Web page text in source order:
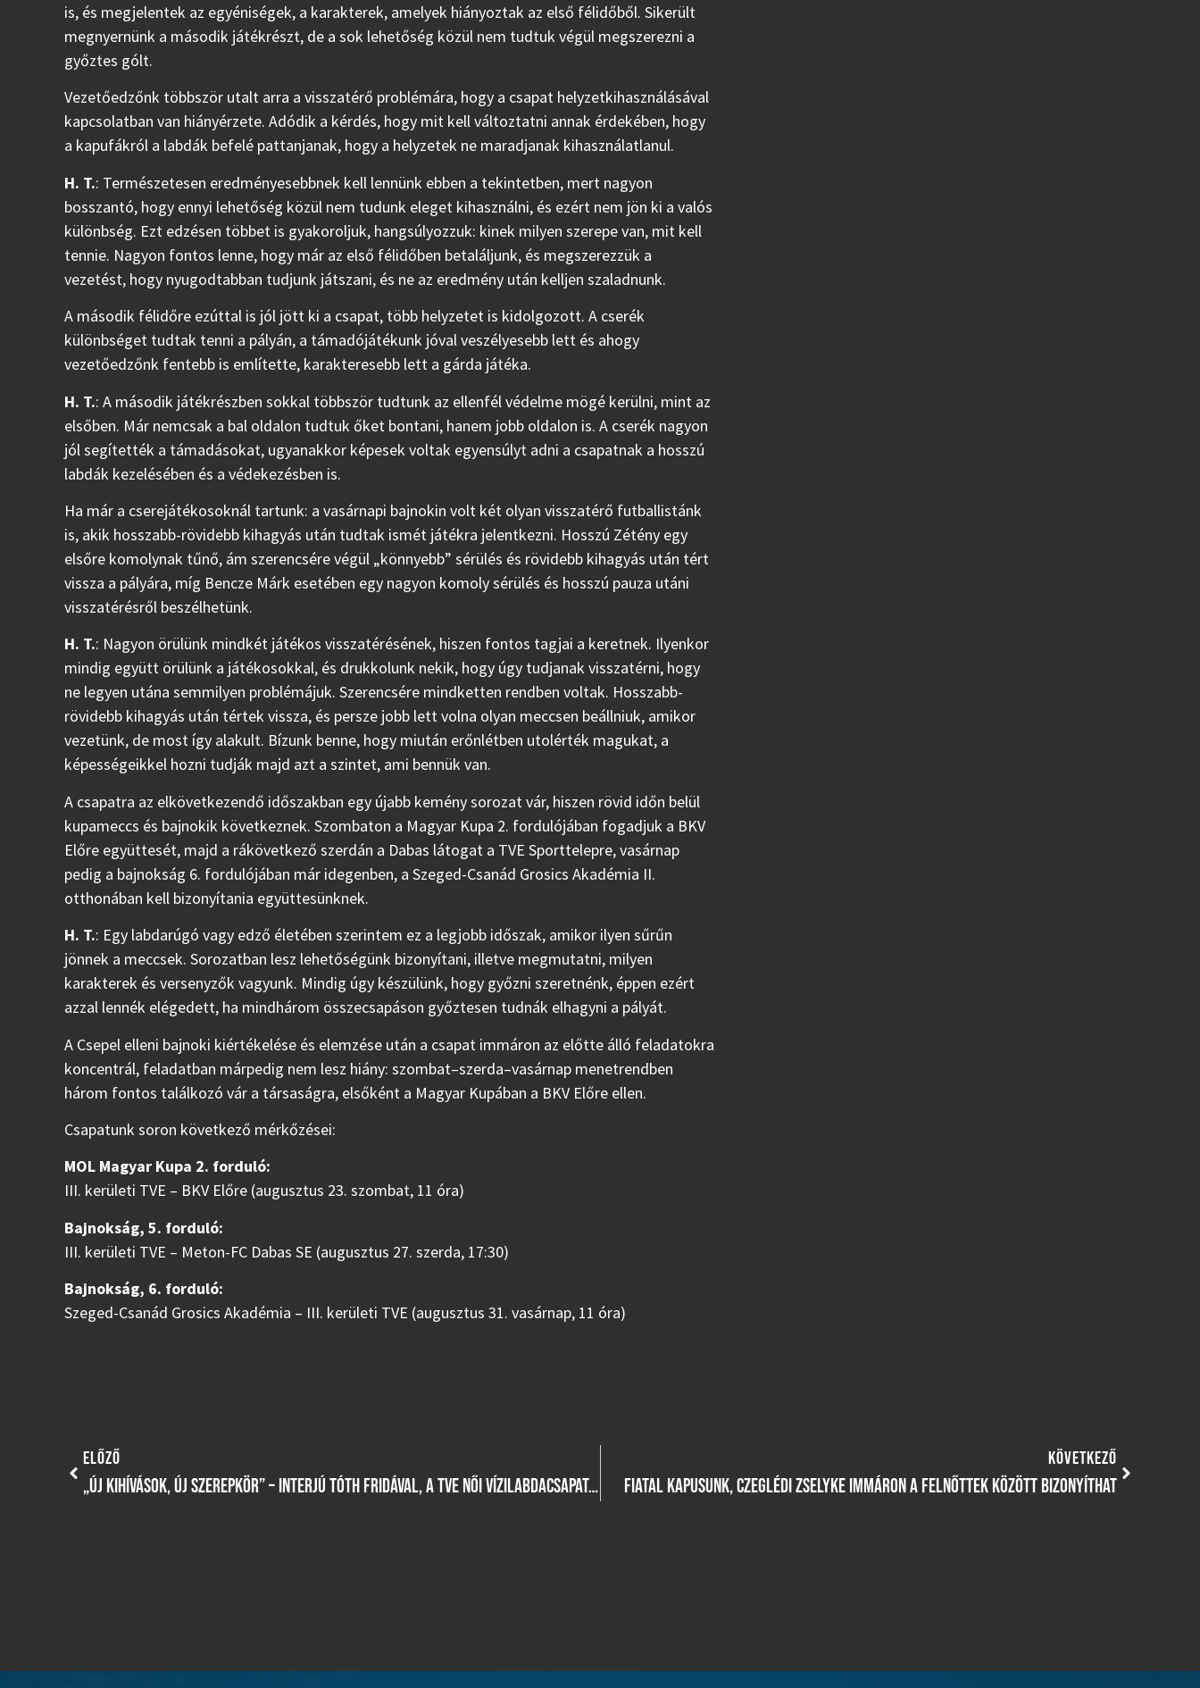
is, és megjelentek az egyéniségek, a karakterek, amelyek hiányoztak az első félidőből. Sikerült
megnyernünk a második játékrészt, de a sok lehetőség közül nem tudtuk végül megszerezni a
győztes gólt.
Vezetőedzőnk többször utalt arra a visszatérő problémára, hogy a csapat helyzetkihasználásával
kapcsolatban van hiányérzete. Adódik a kérdés, hogy mit kell változtatni annak érdekében, hogy
a kapufákról a labdák befelé pattanjanak, hogy a helyzetek ne maradjanak kihasználatlanul.
H. T.: Természetesen eredményesebbnek kell lennünk ebben a tekintetben, mert nagyon
bosszantó, hogy ennyi lehetőség közül nem tudunk eleget kihasználni, és ezért nem jön ki a valós
különbség. Ezt edzésen többet is gyakoroljuk, hangsúlyozzuk: kinek milyen szerepe van, mit kell
tennie. Nagyon fontos lenne, hogy már az első félidőben betaláljunk, és megszerezzük a
vezetést, hogy nyugodtabban tudjunk játszani, és ne az eredmény után kelljen szaladnunk.
A második félidőre ezúttal is jól jött ki a csapat, több helyzetet is kidolgozott. A cserék
különbséget tudtak tenni a pályán, a támadójátékunk jóval veszélyesebb lett és ahogy
vezetőedzőnk fentebb is említette, karakteresebb lett a gárda játéka.
H. T.: A második játékrészben sokkal többször tudtunk az ellenfél védelme mögé kerülni, mint az
elsőben. Már nemcsak a bal oldalon tudtuk őket bontani, hanem jobb oldalon is. A cserék nagyon
jól segítették a támadásokat, ugyanakkor képesek voltak egyensúlyt adni a csapatnak a hosszú
labdák kezelésében és a védekezésben is.
Ha már a cserejátékosoknál tartunk: a vasárnapi bajnokin volt két olyan visszatérő futballistánk
is, akik hosszabb-rövidebb kihagyás után tudtak ismét játékra jelentkezni. Hosszú Zétény egy
elsőre komolynak tűnő, ám szerencsére végül „könnyebb” sérülés és rövidebb kihagyás után tért
vissza a pályára, míg Bencze Márk esetében egy nagyon komoly sérülés és hosszú pauza utáni
visszatérésről beszélhetünk.
H. T.: Nagyon örülünk mindkét játékos visszatérésének, hiszen fontos tagjai a keretnek. Ilyenkor
mindig együtt örülünk a játékosokkal, és drukkolunk nekik, hogy úgy tudjanak visszatérni, hogy
ne legyen utána semmilyen problémájuk. Szerencsére mindketten rendben voltak. Hosszabb-
rövidebb kihagyás után tértek vissza, és persze jobb lett volna olyan meccsen beállniuk, amikor
vezetünk, de most így alakult. Bízunk benne, hogy miután erőnlétben utolérték magukat, a
képességeikkel hozni tudják majd azt a szintet, ami bennük van.
A csapatra az elkövetkezendő időszakban egy újabb kemény sorozat vár, hiszen rövid időn belül
kupameccs és bajnokik következnek. Szombaton a Magyar Kupa 2. fordulójában fogadjuk a BKV
Előre együttesét, majd a rákövetkező szerdán a Dabas látogat a TVE Sporttelepre, vasárnap
pedig a bajnokság 6. fordulójában már idegenben, a Szeged-Csanád Grosics Akadémia II.
otthonában kell bizonyítania együttesünknek.
H. T.: Egy labdarúgó vagy edző életében szerintem ez a legjobb időszak, amikor ilyen sűrűn
jönnek a meccsek. Sorozatban lesz lehetőségünk bizonyítani, illetve megmutatni, milyen
karakterek és versenyzők vagyunk. Mindig úgy készülünk, hogy győzni szeretnénk, éppen ezért
azzal lennék elégedett, ha mindhárom összecsapáson győztesen tudnák elhagyni a pályát.
A Csepel elleni bajnoki kiértékelése és elemzése után a csapat immáron az előtte álló feladatokra
koncentrál, feladatban márpedig nem lesz hiány: szombat–szerda–vasárnap menetrendben
három fontos találkozó vár a társaságra, elsőként a Magyar Kupában a BKV Előre ellen.
Csapatunk soron következő mérkőzései:
MOL Magyar Kupa 2. forduló:
III. kerületi TVE – BKV Előre (augusztus 23. szombat, 11 óra)
Bajnokság, 5. forduló:
III. kerületi TVE – Meton-FC Dabas SE (augusztus 27. szerda, 17:30)
Bajnokság, 6. forduló:
Szeged-Csanád Grosics Akadémia – III. kerületi TVE (augusztus 31. vasárnap, 11 óra)
ELŐZŐ
„ÚJ KIHÍVÁSOK, ÚJ SZEREPKÖR” – INTERJÚ TÓTH FRIDÁVAL, A TVE NŐI VÍZILABDACSAPATÁNAK ÚJ JÁTÉKOSÁVAL
KÖVETKEZŐ
FIATAL KAPUSUNK, CZEGLÉDI ZSELYKE IMMÁRON A FELNŐTTEK KÖZÖTT BIZONYÍTHAT